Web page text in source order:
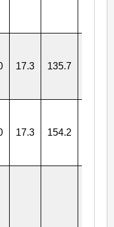
17.3 135.7
17.3 154.2